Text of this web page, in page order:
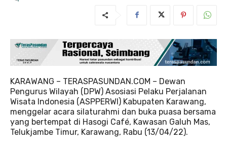
KARAWANG – TERASPASUNDAN.COM – Dewan
Pengurus Wilayah (DPW) Asosiasi Pelaku Perjalanan
Wisata Indonesia (ASPPERWI) Kabupaten Karawang,
menggelar acara silaturahmi dan buka puasa bersama
yang bertempat di Hasogi Café, Kawasan Galuh Mas,
Telukjambe Timur, Karawang, Rabu (13/04/22).